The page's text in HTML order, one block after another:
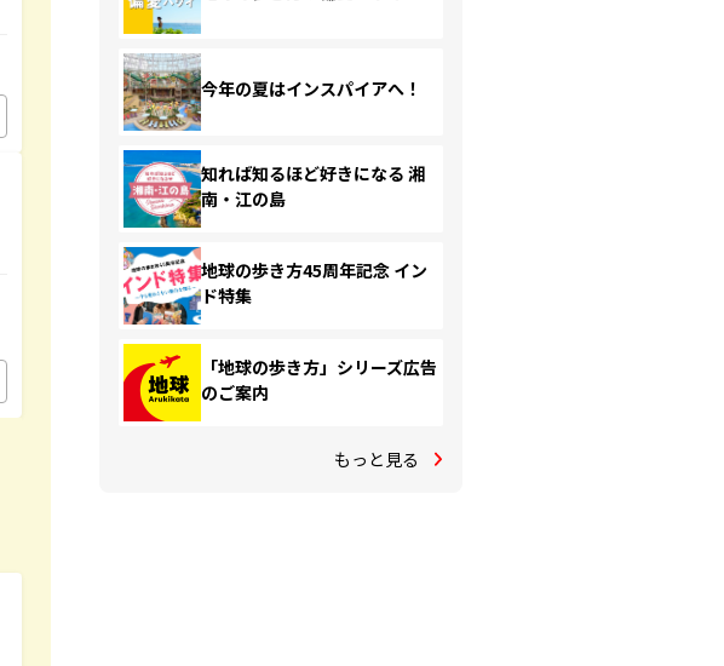
今年の夏はインスパイアへ！
知れば知るほど好きになる 湘
南・江の島
地球の歩き方45周年記念 イン
ド特集
「地球の歩き方」シリーズ広告
のご案内
もっと見る